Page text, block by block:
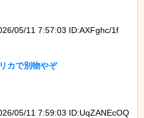
05/11 7:57:03 ID:AXFghc/1f
カで別物やぞ
05/11 7:59:03 ID:UqZANEcOQ